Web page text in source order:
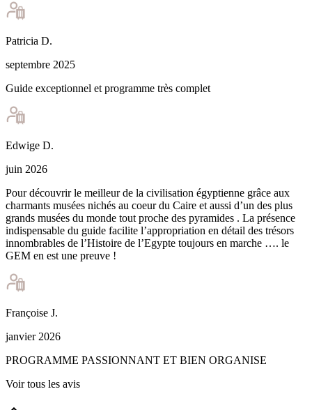
Patricia D.
septembre 2025
Guide exceptionnel et programme très complet
Edwige D.
juin 2026
Pour découvrir le meilleur de la civilisation égyptienne grâce aux
charmants musées nichés au coeur du Caire et aussi d’un des plus
grands musées du monde tout proche des pyramides . La présence
indispensable du guide facilite l’appropriation en détail des trésors
innombrables de l’Histoire de l’Egypte toujours en marche …. le
GEM en est une preuve !
Françoise J.
janvier 2026
PROGRAMME PASSIONNANT ET BIEN ORGANISE
Voir tous les avis